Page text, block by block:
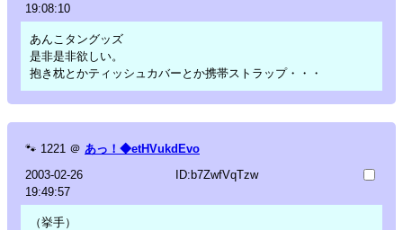
19:08:10
あんこタングッズ
是非是非欲しい。
抱き枕とかティッシュカバーとか携帯ストラップ・・・
🐾 1221 ＠ あっ！◆etHVukdEvo
2003-02-26
19:49:57
ID:b7ZwfVqTzw
（挙手）